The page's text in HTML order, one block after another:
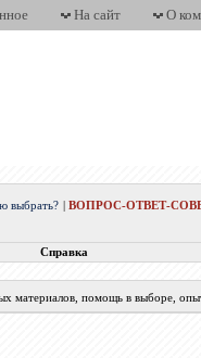
На сайт О
выбрать? |ВОПРОС-ОТВЕТ-
Справка
материалов, помощь в выборе,